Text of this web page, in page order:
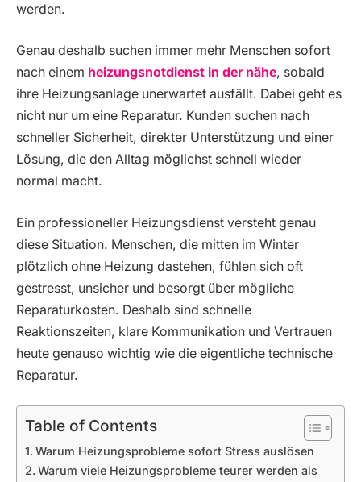
werden.
Genau deshalb suchen immer mehr Menschen sofort
nach einem heizungsnotdienst in der nähe, sobald
ihre Heizungsanlage unerwartet ausfällt. Dabei geht es
nicht nur um eine Reparatur. Kunden suchen nach
schneller Sicherheit, direkter Unterstützung und einer
Lösung, die den Alltag möglichst schnell wieder
normal macht.
Ein professioneller Heizungsdienst versteht genau
diese Situation. Menschen, die mitten im Winter
plötzlich ohne Heizung dastehen, fühlen sich oft
gestresst, unsicher und besorgt über mögliche
Reparaturkosten. Deshalb sind schnelle
Reaktionszeiten, klare Kommunikation und Vertrauen
heute genauso wichtig wie die eigentliche technische
Reparatur.
Table of Contents
Warum Heizungsprobleme sofort Stress auslösen
Warum viele Heizungsprobleme teurer werden als